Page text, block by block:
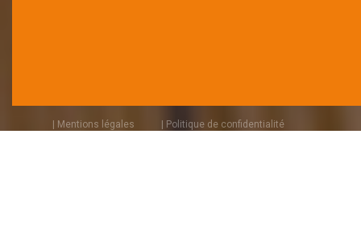
| Mentions légales | Politique de confidentialité